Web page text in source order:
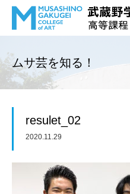
ムサ芸を知る！
resulet_02
2020.11.29